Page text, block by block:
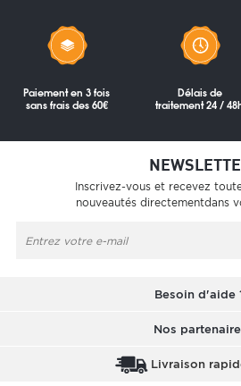
Paiement en 3 fois
sans frais des 60€
Délais de
traitement 24 /
Inscrivez-vous et recevez
nouveautés directementdans
Besoin d'aide
Nos
Livraison